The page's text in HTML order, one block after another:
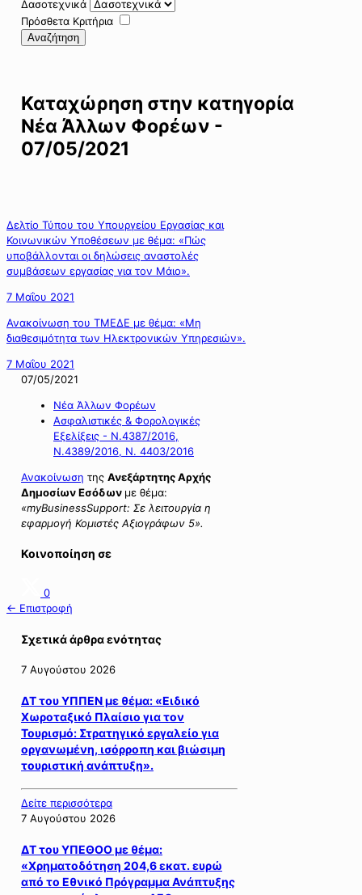
Δασοτεχνικά
Πρόσθετα Κριτήρια
Αναζήτηση
Καταχώρηση στην κατηγορία
Νέα Άλλων Φορέων -
07/05/2021
Δελτίο Τύπου του Υπουργείου Εργασίας και
Κοινωνικών Υποθέσεων με θέμα: «Πώς
υποβάλλονται οι δηλώσεις αναστολές
συμβάσεων εργασίας για τον Μάιο».
7 Μαΐου 2021
Ανακοίνωση του ΤΜΕΔΕ με θέμα: «Μη
διαθεσιμότητα των Ηλεκτρονικών Υπηρεσιών».
7 Μαΐου 2021
07/05/2021
Νέα Άλλων Φορέων
Ασφαλιστικές & Φορολογικές
Εξελίξεις - Ν.4387/2016,
Ν.4389/2016, Ν. 4403/2016
Ανακοίνωση της Ανεξάρτητης Αρχής
Δημοσίων Εσόδων με θέμα:
«myBusinessSupport: Σε λειτουργία η
εφαρμογή Κομιστές Αξιογράφων 5».
Κοινοποίηση σε
0
← Επιστροφή
Σχετικά άρθρα ενότητας
7 Αυγούστου 2026
ΔΤ του ΥΠΠΕΝ με θέμα: «Ειδικό
Χωροταξικό Πλαίσιο για τον
Τουρισμό: Στρατηγικό εργαλείο για
οργανωμένη, ισόρροπη και βιώσιμη
τουριστική ανάπτυξη».
Δείτε περισσότερα
7 Αυγούστου 2026
ΔΤ του ΥΠΕΘΟΟ με θέμα:
«Χρηματοδότηση 204,6 εκατ. ευρώ
από το Εθνικό Πρόγραμμα Ανάπτυξης